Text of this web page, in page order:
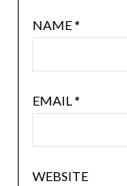
NAME*
EMAIL*
WEBSITE